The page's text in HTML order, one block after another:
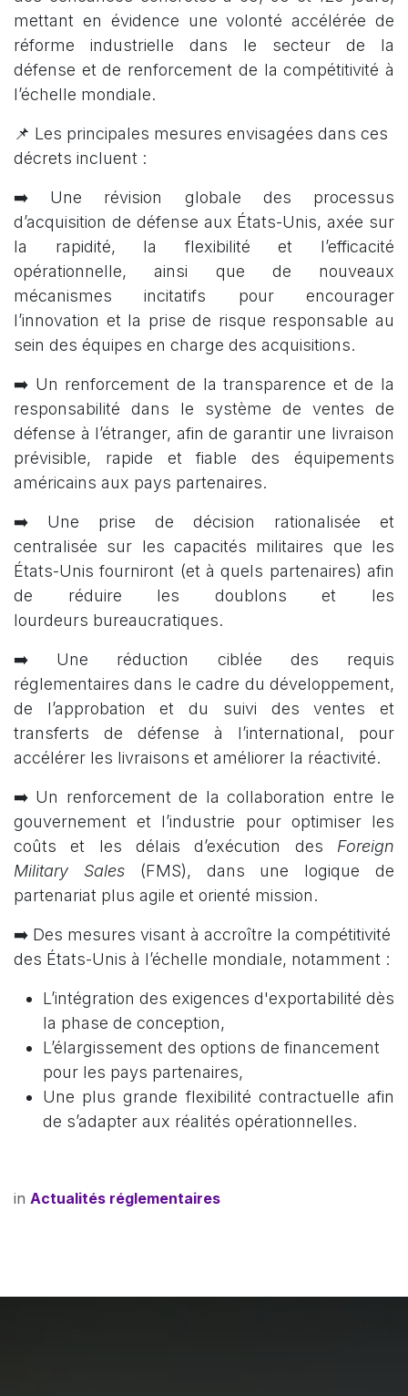
mettant en évidence une volonté accélérée de
réforme industrielle dans le secteur de la
défense et de renforcement de la compétitivité à
l’échelle mondiale.
📌 Les principales mesures envisagées dans ces
décrets incluent :
➡️ Une révision globale des processus
d’acquisition de défense aux États-Unis, axée sur
la rapidité, la flexibilité et l’efficacité
opérationnelle, ainsi que de nouveaux
mécanismes incitatifs pour encourager
l’innovation et la prise de risque responsable au
sein des équipes en charge des acquisitions.
➡️ Un renforcement de la transparence et de la
responsabilité dans le système de ventes de
défense à l’étranger, afin de garantir une livraison
prévisible, rapide et fiable des équipements
américains aux pays partenaires.
➡️ Une prise de décision rationalisée et
centralisée sur les capacités militaires que les
États-Unis fourniront (et à quels partenaires) afin
de réduire les doublons et les
lourdeurs bureaucratiques.
➡️ Une réduction ciblée des requis
réglementaires dans le cadre du développement,
de l’approbation et du suivi des ventes et
transferts de défense à l’international, pour
accélérer les livraisons et améliorer la réactivité.
➡️ Un renforcement de la collaboration entre le
gouvernement et l’industrie pour optimiser les
coûts et les délais d’exécution des Foreign
Military Sales(FMS), dans une logique de
partenariat plus agile et orienté mission.
➡️ Des mesures visant à accroître la compétitivité
des États-Unis à l’échelle mondiale, notamment :
L’intégration des exigences d'exportabilité dès
la phase de conception,
L’élargissement des options de financement
pour les pays partenaires,
Une plus grande flexibilité contractuelle afin
de s’adapter aux réalités opérationnelles.
in Actualités réglementaires